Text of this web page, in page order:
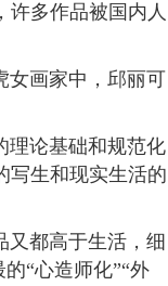
许多作品被国内人
女画家中，邱丽可
理论基础和规范化
写生和现实生活的
又都高于生活，细
的“心造师化”“外